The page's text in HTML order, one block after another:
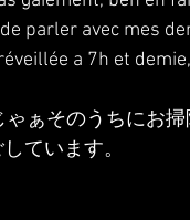
parler avec mes
a 7h et
ぁそのうちにお
ています。